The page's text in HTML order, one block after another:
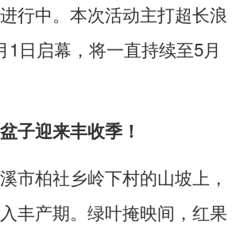
行中。本次活动主打超长浪
1日启幕，将一直持续至5月
子迎来丰收季！
柏社乡岭下村的山坡上，
丰产期。绿叶掩映间，红果